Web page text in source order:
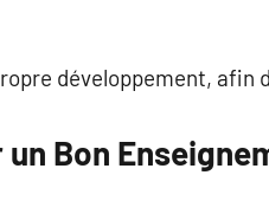
développement, afin
Bon